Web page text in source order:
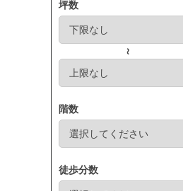
坪数
～
階数
徒歩分数